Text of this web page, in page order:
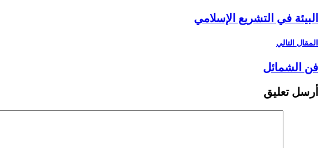
البيئة في التشريع الإسلامي
المقال التالي
فن الشمائل
أرسل تعليق